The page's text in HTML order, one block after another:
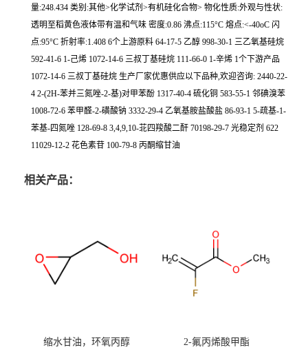
量:248.434 类别:其他>化学试剂>有机硅化合物> 物化性质:外观与性状:
透明至稻黄色液体带有温和气味 密度:0.86 沸点:115°C 熔点:<-40oC 闪
点:95°C 折射率:1.408 6个上游原料 64-17-5 乙醇 998-30-1 三乙氧基硅烷
592-41-6 1-己烯 1072-14-6 三叔丁基硅烷 111-66-0 1-辛烯 1个下游产品
1072-14-6 三叔丁基硅烷 生产厂家优惠供应以下品种,欢迎咨询: 2440-22-
4 2-(2H-苯并三氮唑-2-基)对甲苯酚 1317-40-4 硫化铜 583-55-1 邻碘溴苯
1008-72-6 苯甲醛-2-磺酸钠 3332-29-4 乙氧基胺盐酸盐 86-93-1 5-疏基-1-
苯基-四氮唑 128-69-8 3,4,9,10-苝四羧酸二酐 70198-29-7 光稳定剂 622
11029-12-2 花色素苷 100-79-8 丙酮缩甘油
相关产品：
缩水甘油，环氧丙醇 2-氟丙烯酸甲酯